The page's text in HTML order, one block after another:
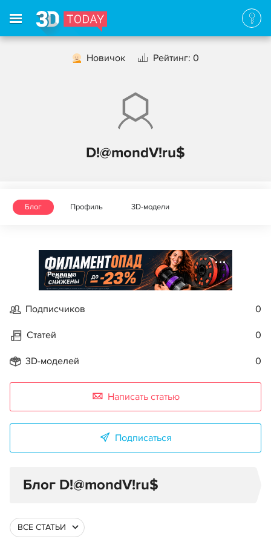
Новичок Рейтинг: 0
D!@mondV!ru$
Блог Профиль 3D-модели
Реклама
Подписчиков 0
Статей 0
3D-моделей 0
Написать статью
Подписаться
Блог D!@mondV!ru$
ВСЕ СТАТЬИ